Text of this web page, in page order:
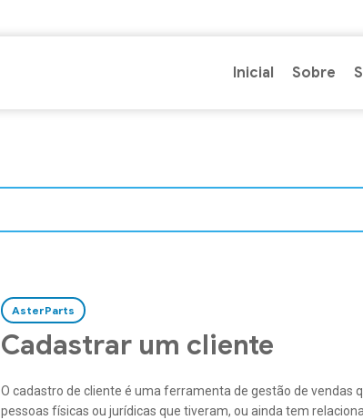
Inicial Sobre
AsterParts
Cadastrar um cliente
O cadastro de cliente é uma ferramenta de gestão de
pessoas físicas ou jurídicas que tiveram, ou ainda tem